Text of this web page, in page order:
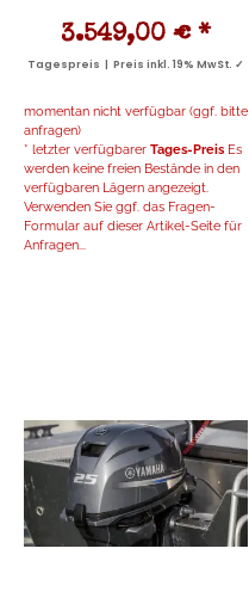
3.549,00 € *
Tagespreis | Preis inkl. 19% MwSt. ✓
momentan nicht verfügbar (ggf. bitte
anfragen)
* letzter verfügbarer Tages-Preis Es
werden keine freien Bestände in den
verfügbaren Lägern angezeigt.
Verwenden Sie ggf. das Fragen-
Formular auf dieser Artikel-Seite für
Anfragen...